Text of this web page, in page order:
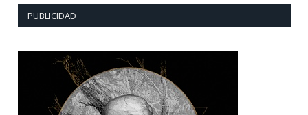
PUBLICIDAD